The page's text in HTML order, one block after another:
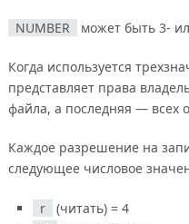
NUMBER может быть 3-
Когда используется
представляет права
файла, а последняя — всех
Каждое разрешение на
следующее числовое
r
(читать) = 4